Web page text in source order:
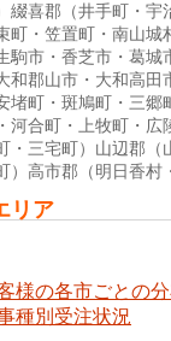
綴喜郡（井手町・宇
町・笠置町・南山城
駒市・香芝市・葛城
和郡山市・大和高田
堵町・斑鳩町・三郷
河合町・上牧町・広
・三宅町）山辺郡（
）高市郡（明日香村
リア
様の各市ごとの
種別受注状況